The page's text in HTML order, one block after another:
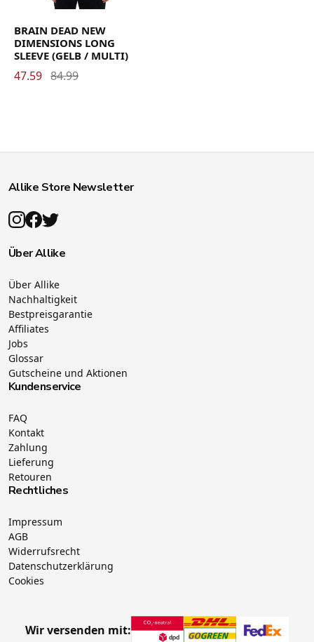
BRAIN DEAD NEW
DIMENSIONS LONG
SLEEVE (GELB / MULTI)
47.59 84.99
Allike Store Newsletter
Über Allike
Über Allike
Nachhaltigkeit
Bestpreisgarantie
Affiliates
Jobs
Glossar
Gutscheine und Aktionen
Kundenservice
FAQ
Kontakt
Zahlung
Lieferung
Retouren
Rechtliches
Impressum
AGB
Widerrufsrecht
Datenschutzerklärung
Cookies
Wir versenden mit: